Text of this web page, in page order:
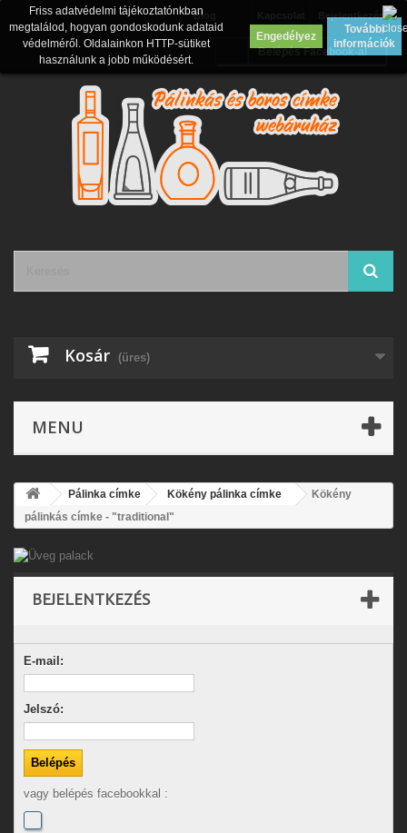
Bejelentkezés
Blog
Belépés Facebook-al
Kosár (üres)
MENU
Friss adatvédelmi tájékoztatónkban
megtalálod, hogyan gondoskodunk adataid
védelméről. Oldalainkon HTTP-sütiket
használunk a jobb működésért.
Engedélyez
További
információk
Pálinka címke Kökény pálinka címke
Kökény
pálinkás címke - "traditional"
BEJELENTKEZÉS
E-mail:
Jelszó:
vagy belépés facebookkal :